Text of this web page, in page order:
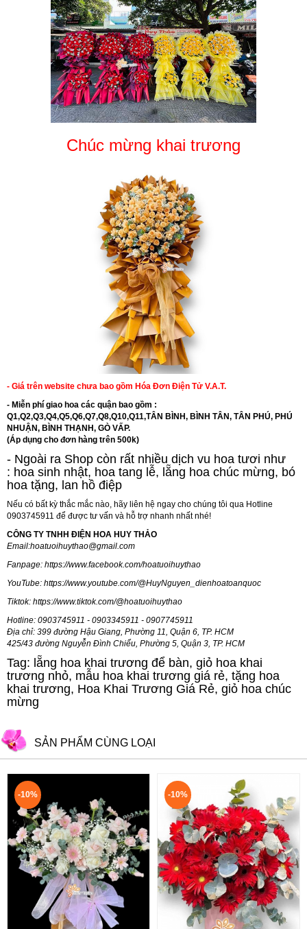
Chúc mừng khai trương
- Giá trên website chưa bao gồm Hóa Đơn Điện Tử V.A.T.
- Miễn phí giao hoa các quận bao gồm :
Q1,Q2,Q3,Q4,Q5,Q6,Q7,Q8,Q10,Q11,TÂN BÌNH, BÌNH TÂN, TÂN PHÚ, PHÚ
NHUẬN, BÌNH THẠNH, GÒ VẤP.
(Áp dụng cho đơn hàng trên 500k)
- Ngoài ra Shop còn rất nhiều dịch vu hoa tươi như
: hoa sinh nhật, hoa tang lễ, lẵng hoa chúc mừng, bó
hoa tặng, lan hồ điệp
Nếu có bất kỳ thắc mắc nào, hãy liên hệ ngay cho chúng tôi qua Hotline
0903745911 để được tư vấn và hỗ trợ nhanh nhất nhé!
CÔNG TY TNHH ĐIỆN HOA HUY THẢO
Email:hoatuoihuythao@gmail.com
Fanpage: https://www.facebook.com/hoatuoihuythao
YouTube: https://www.youtube.com/@HuyNguyen_dienhoatoanquoc
Tiktok: https://www.tiktok.com/@hoatuoihuythao
Hotline: 0903745911 - 0903345911 - 0907745911
Địa chỉ: 399 đường Hậu Giang, Phường 11, Quận 6, TP. HCM
425/43 đường Nguyễn Đình Chiểu, Phường 5, Quận 3, TP. HCM
Tag: lẵng hoa khai trương để bàn, giỏ hoa khai
trương nhỏ, mẫu hoa khai trương giá rẻ, tặng hoa
khai trương, Hoa Khai Trương Giá Rẻ, giỏ hoa chúc
mừng
SẢN PHẨM CÙNG LOẠI
-10% -10%